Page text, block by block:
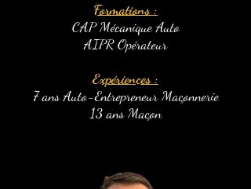
Formations :
CAP Mécanique Auto
AIPR Opérateur
Expériences :
7 ans Auto-Entrepreneur Maçonnerie
13 ans Maçon